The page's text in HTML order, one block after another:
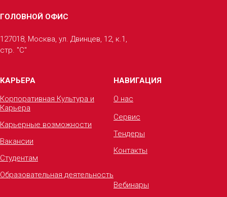
ГОЛОВНОЙ ОФИС
127018, Москва, ул. Двинцев, 12, к.1,
стр. "С"
КАРЬЕРА
Корпоративная Культура и
Карьера
Карьерные возможности
Вакансии
Студентам
Образовательная деятельность
НАВИГАЦИЯ
О нас
Сервис
Тендеры
Контакты
Вебинары